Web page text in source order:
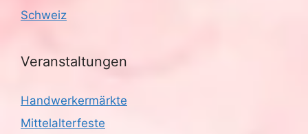
Schweiz
Veranstaltungen
Handwerkermärkte
Mittelalterfeste